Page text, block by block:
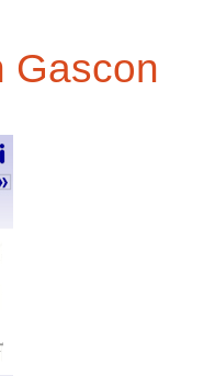
Gascon